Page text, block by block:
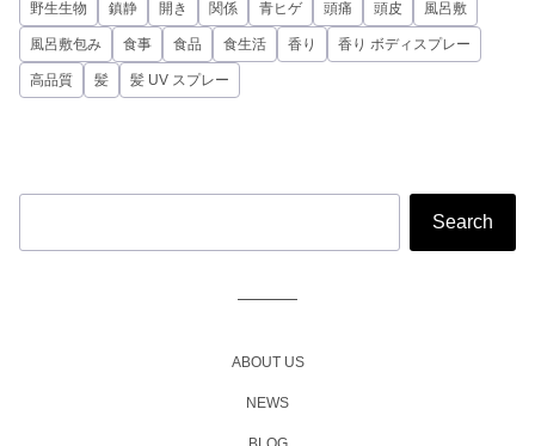
野生生物 鎮静 開き 関係 青ヒゲ 頭痛 頭皮 風呂敷
風呂敷包み 食事 食品 食生活 香り 香り ボディスプレー
高品質 髪 髪 UV スプレー
ABOUT US
NEWS